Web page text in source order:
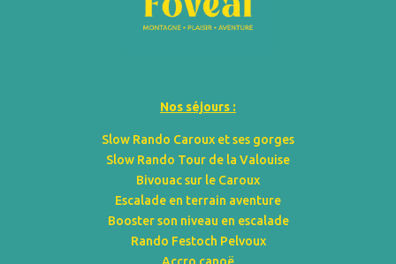
Nos séjours :
Slow Rando Caroux et ses gorges
Slow Rando Tour de la Valouise
Bivouac sur le Caroux
Escalade en terrain aventure
Booster son niveau en escalade
Rando Festoch Pelvoux
Accro canoë